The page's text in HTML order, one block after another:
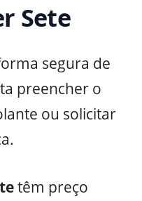
Sete
segura de
preencher o
ou solicitar
têm preço